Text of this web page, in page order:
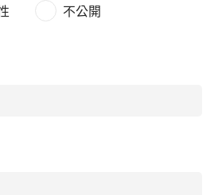
不公開